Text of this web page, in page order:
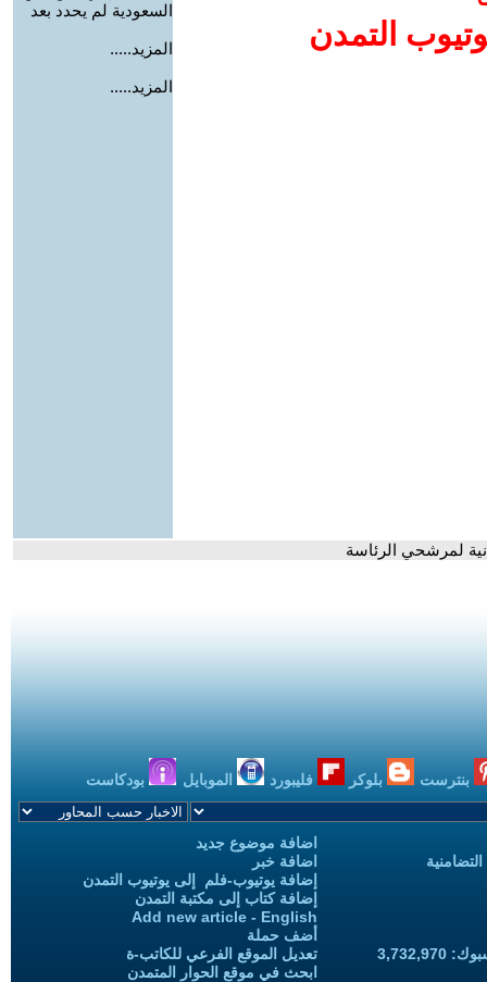
التمدن
السعودية لم يحدد بعد
المزيد.....
المزيد.....
لمرشحي الرئاسة
بنترست بلوكر فليبورد الموبايل بودكاست
اضافة موضوع جديد
اضافة خبر
إضافة يوتيوب-فلم إلى يوتيوب التمدن
إضافة كتاب إلى مكتبة التمدن
Add new article - English
أضف حملة
تعديل الموقع الفرعي للكاتب-ة
ابحث في موقع الحوار المتمدن